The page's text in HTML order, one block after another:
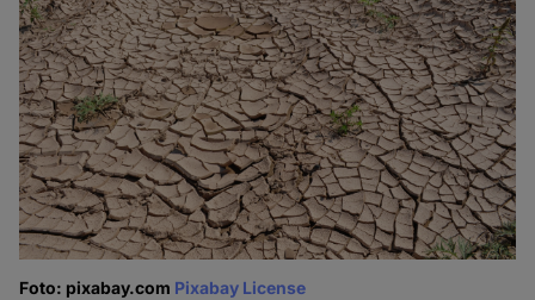
Foto: pixabay.com Pixabay License